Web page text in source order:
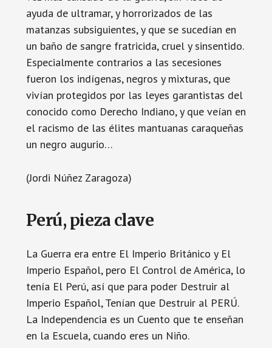
ayuda de ultramar, y horrorizados de las
matanzas subsiguientes, y que se sucedían en
un baño de sangre fratricida, cruel y sinsentido.
Especialmente contrarios a las secesiones
fueron los indígenas, negros y mixturas, que
vivían protegidos por las leyes garantistas del
conocido como Derecho Indiano, y que veían en
el racismo de las élites mantuanas caraqueñas
un negro augurio…
(Jordi Núñez Zaragoza)
Perú, pieza clave
La Guerra era entre El Imperio Británico y El
Imperio Español, pero El Control de América, lo
tenía El Perú, así que para poder Destruir al
Imperio Español, Tenían que Destruir al PERÚ.
La Independencia es un Cuento que te enseñan
en la Escuela, cuando eres un Niño.